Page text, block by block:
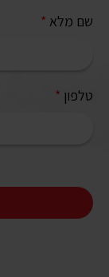
שם מלא *
טלפון *